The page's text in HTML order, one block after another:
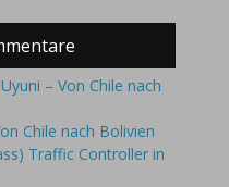
– Von Chile nach
Chile nach Bolivien
Traffic Controller in